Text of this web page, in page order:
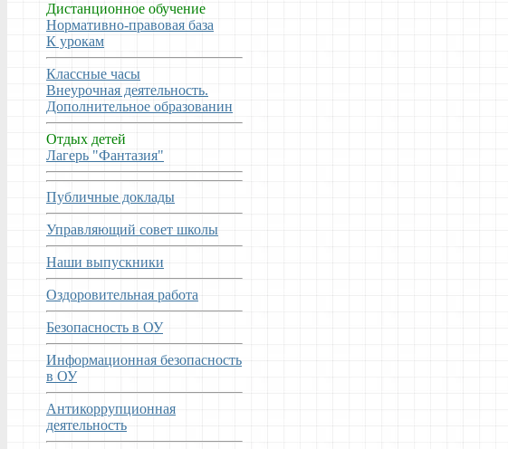
Дистанционное обучение
Нормативно-правовая база
К урокам
Классные часы
Внеурочная деятельность.
Дополнительное образованин
Отдых детей
Лагерь "Фантазия"
Публичные доклады
Управляющий совет школы
Наши выпускники
Оздоровительная работа
Безопасность в ОУ
Информационная безопасность
в ОУ
Антикоррупционная
деятельность